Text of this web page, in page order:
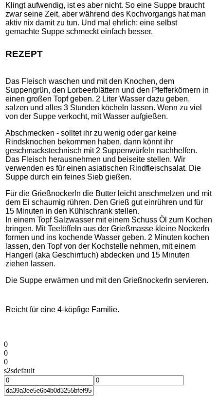
Klingt aufwendig, ist es aber nicht. So eine Suppe braucht
zwar seine Zeit, aber während des Kochvorgangs hat man
aktiv nix damit zu tun. Und mal ehrlich: eine selbst
gemachte Suppe schmeckt einfach besser.
REZEPT
Das Fleisch waschen und mit den Knochen, dem
Suppengrün, den Lorbeerblättern und den Pfefferkörnern in
einen großen Topf geben. 2 Liter Wasser dazu geben,
salzen und alles 3 Stunden köcheln lassen. Wenn zu viel
von der Suppe verkocht, mit Wasser aufgießen.
Abschmecken - solltet ihr zu wenig oder gar keine
Rindsknochen bekommen haben, dann könnt ihr
geschmackstechnisch mit 2 Suppenwürfeln nachhelfen.
Das Fleisch herausnehmen und beiseite stellen. Wir
verwenden es für einen asiatischen Rindfleischsalat. Die
Suppe durch ein feines Sieb gießen.
Für die Grießnockerln die Butter leicht anschmelzen und mit
dem Ei schaumig rühren. Den Grieß gut einrühren und für
15 Minuten in den Kühlschrank stellen.
In einem Topf Salzwasser mit einem Schuss Öl zum Kochen
bringen. Mit Teelöffeln aus der Grießmasse kleine Nockerln
formen und ins kochende Wasser geben. 2 Minuten kochen
lassen, den Topf von der Kochstelle nehmen, mit einem
Hangerl (aka Geschirrtuch) abdecken und 15 Minuten
ziehen lassen.
Die Suppe erwärmen und mit den Grießnockerln servieren.
Reicht für eine 4-köpfige Familie.
0
0
0
s2sdefault